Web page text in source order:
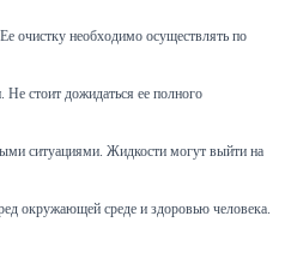
очистку необходимо осуществлять по
Не стоит дожидаться ее полного
ситуациями. Жидкости могут выйти на
окружающей среде и здоровью человека.